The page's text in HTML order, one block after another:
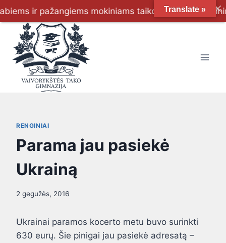
RENGINIAI
Parama jau pasiekė
Ukrainą
2 gegužės, 2016
Ukrainai paramos kocerto metu buvo surinkti
630 eurų. Šie pinigai jau pasiekė adresatą –
ir pažangiems mokiniams taikoma šeimų
Translate »